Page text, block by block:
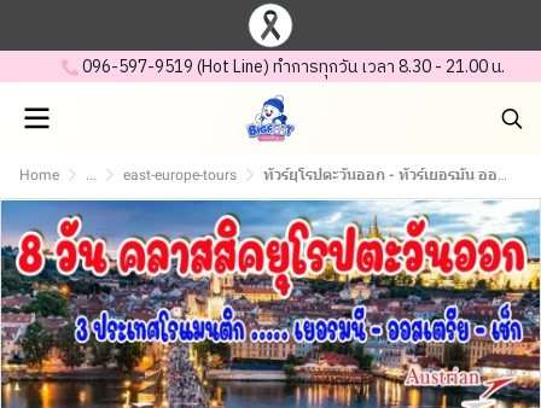
....... .096-597-95 19 (Hot Line) ทำการทุกวัน เวลา 8.30 - 21.00 น.
Home ... east-europe-tours ทัวร์ยุโรปตะวันออก - ทัวร์เยอรมัน ออสเตรีย เชค - มิวนิค - Fussen - Neuschwanstein Castle - Oberammergau - Salzburg - Hallstatt - Linz - Cesky Krumlov - Prague - Brno - กรุงเวียนนา - 8 วัน (บินตรง Lufthansa - Austrian Airlines)